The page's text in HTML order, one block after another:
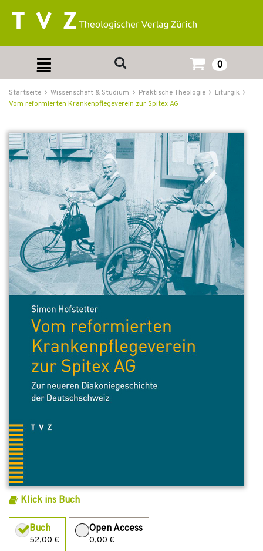
0
Startseite Wissenschaft & Studium Praktische Theologie
Liturgik
Vom reformierten Krankenpflegeverein zur Spitex AG
Klick ins Buch
Buch
52,00 €
Open Access
0,00 €